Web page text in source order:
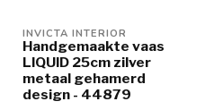
INVICTA INTERIOR
Handgemaakte vaas
LIQUID 25cm zilver
metaal gehamerd
design - 44879